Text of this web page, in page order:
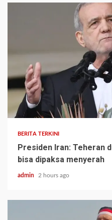
BERITA TERKINI
Presiden Iran: Teheran
bisa dipaksa menyerah
admin 2 hours ago